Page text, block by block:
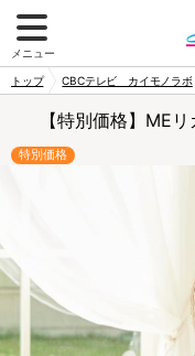
メニュー
トップ CBCテレビ カイモノラボ
【特別価格】ME
特別価格